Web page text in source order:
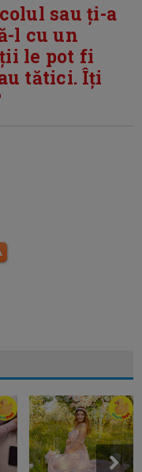
sau ți-a
l cu un
le pot fi
tătici. Îți